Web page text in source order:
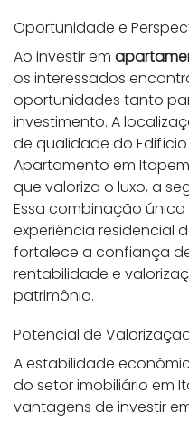
Oportunidade e
Ao investir em
os interessados
oportunidades tanto
investimento. A
de qualidade do Edifício
Apartamento em
que valoriza o luxo, a
Essa combinação
experiência residencial
fortalece a confiança
rentabilidade e
patrimônio.
Potencial de
A estabilidade
do setor imobiliário em
vantagens de investir